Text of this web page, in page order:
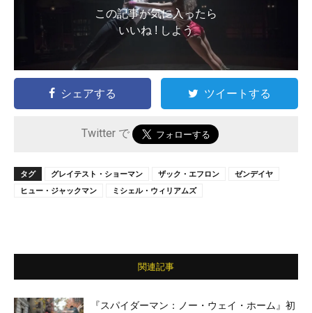
この記事が気に入ったら
いいね ! しよう
シェアする ツイートする
Twitter で
タグ グレイテスト・ショーマン ザック・エフロン
ゼンデイヤ
ヒュー・ジャックマン
ミシェル・ウィリアムズ
関連記事
『スパイダーマン：ノー・ウェイ・ホーム』初